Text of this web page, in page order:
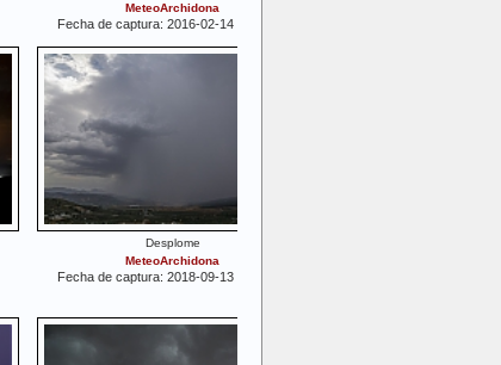
MeteoArchidona
Fecha de captura: 2016-02-14 15:50:31
Desplome
MeteoArchidona
Fecha de captura: 2018-09-13 17:09:18